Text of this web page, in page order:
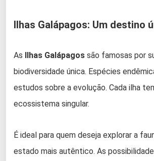
Ilhas Galápagos: Um destino
As Ilhas Galápagos são famosas por
biodiversidade única. Espécies
estudos sobre a evolução. Cada ilha
ecossistema singular.
É ideal para quem deseja explorar a
estado mais autêntico. As